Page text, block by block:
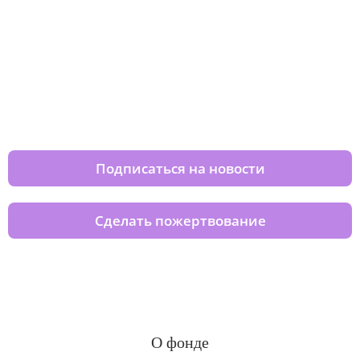
Подписаться на новости
Сделать пожертвование
О фонде